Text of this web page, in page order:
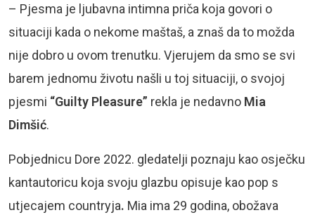
– Pjesma je ljubavna intimna priča koja govori o
situaciji kada o nekome maštaš, a znaš da to možda
nije dobro u ovom trenutku. Vjerujem da smo se svi
barem jednomu životu našli u toj situaciji, o svojoj
pjesmi “Guilty Pleasure” rekla je nedavno Mia
Dimšić.
Pobjednicu Dore 2022. gledatelji poznaju kao osječku
kantautoricu koja svoju glazbu opisuje kao pop s
utjecajem countryja. Mia ima 29 godina, obožava